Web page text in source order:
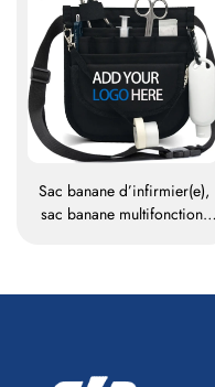
Sac banane d’infirmier(e),
sac banane multifonction,